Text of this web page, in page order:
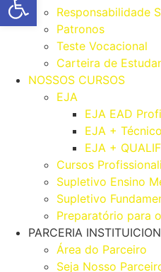
Responsabilidade
Patronos
Teste Vocacional
Carteira de
NOSSOS CURSOS
EJA
EJA EAD
EJA +
EJA +
Cursos
Supletivo Ensino
Supletivo
Preparatório para
PARCERIA
Área do Parceiro
Seja Nosso